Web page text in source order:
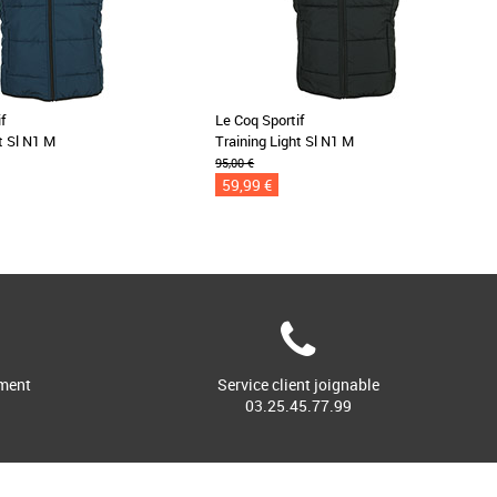
Sl N1 M
Le Coq Sportif
Training Light Sl N1 M
95,00 €
59,99 €
Service client joignable
03.25.45.77.99